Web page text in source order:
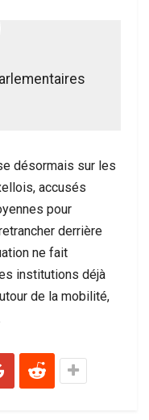
désormais sur les
accusés
pour
derrière
ne fait
institutions déjà
de la mobilité,